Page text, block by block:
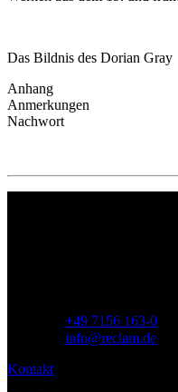
Das Bildnis des Dorian Gray
Anhang
Anmerkungen
Nachwort
+49 7156 163-0
info@reclam.de
Kontakt